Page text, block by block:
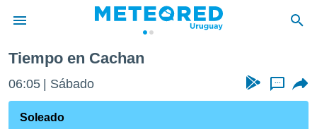
de
ha
Tiempo en Cachan
06:05 Sábado ...
Soleado